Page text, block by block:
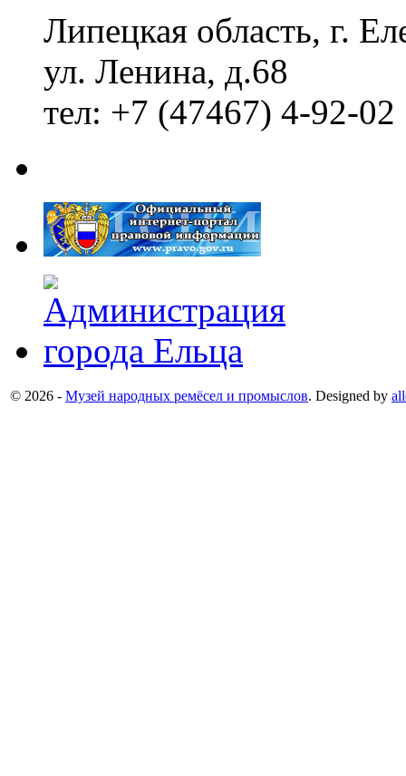
Липецкая область, г.
ул. Ленина, д.68
тел: +7 (47467) 4-92-02
© 2026 - Музей народных ремёсел и промыслов. Designed by